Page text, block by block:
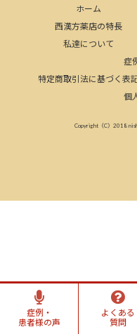
ホーム
西漢方薬店の特長
私達について
症
特定商取引法に基づく表
個
Copyright（C）2018
症例・
患者様の声
よくある
質問